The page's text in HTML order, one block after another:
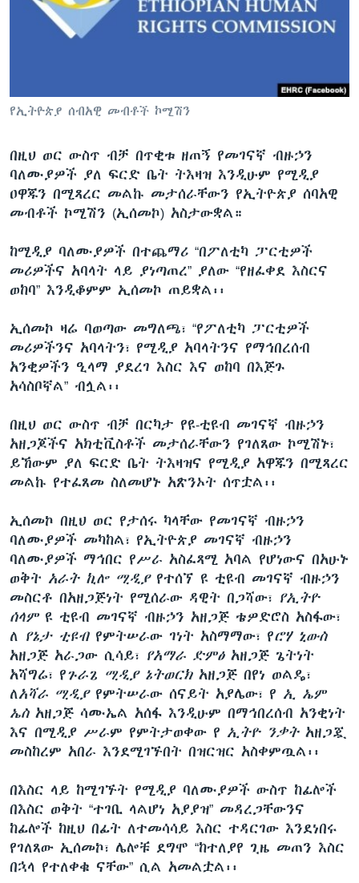
የኢትዮጵያ ሰብአዊ መብቶች ኮሚሽን
በዚህ ወር ውስጥ ብቻ በጥቂቱ ዘጠኝ የመገናኛ ብዙኃን
ባለሙያዎች ያለ ፍርድ ቤት ትእዛዝ እንዲሁም የሚዲያ
ዐዋጁን በሚጻረር መልኩ መታሰራቸውን የኢትዮጵያ ሰባአዊ
መብቶች ኮሚሽን (ኢሰመኮ) አስታውቋል።
ከሚዲያ ባለሙያዎች በተጨማሪ “በፖለቲካ ፓርቲዎች
መሪዎችና አባላት ላይ ያነጣጠረ” ያለው “የዘፈቀደ እስርና
ወከባ” እንዲቆምም ኢሰመኮ ጠይቋል፡፡
ኢሰመኮ ዛሬ ባወጣው መግለጫ፣ “የፖለቲካ ፓርቲዎች
መሪዎችንና አባላትን፣ የሚዲያ አባላትንና የማኅበረሰብ
አንቂዎችን ዒላማ ያደረገ እስር እና ወከባ በእጅጉ
አሳስቦኛል” ብሏል፡፡
በዚህ ወር ውስጥ ብቻ በርካታ የዩ-ቲዩብ መገናኛ ብዙኃን
አዘጋጆችና አክቲቪስቶች መታሰራቸውን የገለጸው ኮሚሽኑ፣
ይኸውም ያለ ፍርድ ቤት ትእዛዝና የሚዲያ አዋጁን በሚጻረር
መልኩ የተፈጸመ ስለመሆኑ አጽንኦት ሰጥቷል፡፡
ኢሰመኮ በዚህ ወር የታሰሩ ካላቸው የመገናኛ ብዙኃን
ባለሙያዎች መካከል፣ የኢትዮጵያ መገናኛ ብዙኃን
ባለሙያዎች ማኅበር የሥራ አስፈጻሚ አባል የሆነውና በአሁኑ
ወቅት አራት ኪሎ ሚዲያየተሰኘ ዩ ቲዩብ መገናኛ ብዙኃን
መስርቶ በአዘጋጅነት የሚሰራው ዳዊት በጋሻው፣ የኢትዮ
ሰላምዩ ቲዩብ መገናኛ ብዙኃን አዘጋጅ ቴዎድሮስ አስፋው፣
ለ የኔታቲዩብየምትሠራው ገነት አስማማው፣ የሮሃ ኒውስ
አዘጋጅ አራጋው ሲሳይ፣ የአማራ ድምፅ አዘጋጅ ጌትነት
አሻግሬ፣ የጉራጌ ሚዲያ ኔትወርክአዘጋጅ በየነ ወልዴ፣
ለአሻራ ሚዲያየምትሠራው ሰናይት አያሌው፣ የ ኢ ኤም
ኤስአዘጋጅ ሳሙኤል አሰፋ እንዲሁም በማኅበረሰብ አንቂነት
እና በሚዲያ ሥራም የምትታወቀው የ ኢትዮ ንቃትአዘጋጇ
መስከረም አበራ እንደሚገኙበት በዝርዝር አስቀምጧል፡፡
በእስር ላይ ከሚገኙት የሚዲያ ባለሙያዎች ውስጥ ከፊሎች
በእስር ወቅት “ተገቢ ላልሆነ አያያዝ” መዳረጋቸውንና
ከፊሎች ከዚህ በፊት ለተመሳሳይ እስር ተዳርገው እንደነበሩ
የገለጸው ኢሰመኮ፣ ሌሎቹ ደግሞ “ከተለያየ ጊዜ መጠን እስር
በኋላ የተለቀቁ ናቸው” ሲል አመልቷል፡፡